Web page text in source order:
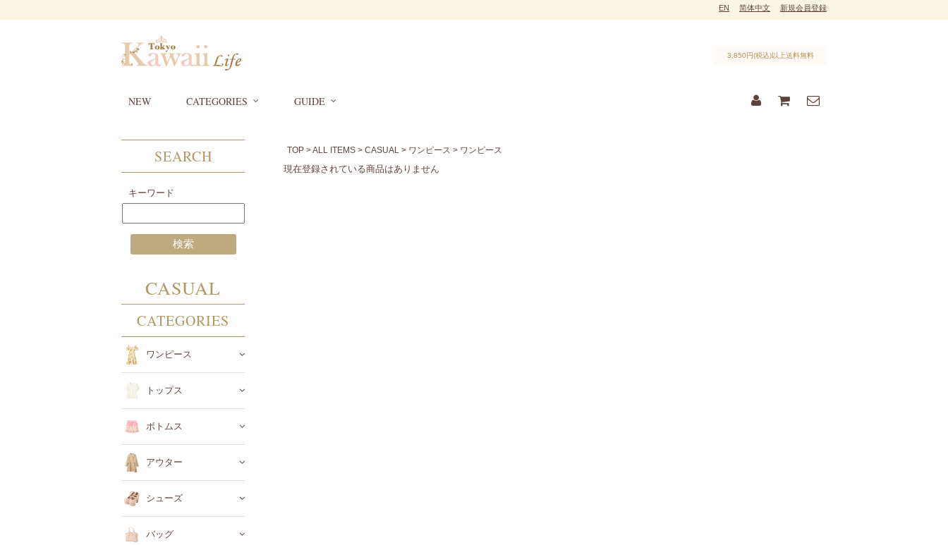
EN 简体中文 新規会員登録
3,850円(税込)以上送料無料
NEW CATEGORIES GUIDE
SEARCH
キーワード
CASUAL
CATEGORIES
ワンピース
トップス
ボトムス
アウター
シューズ
バッグ
TOP >ALL ITEMS > CASUAL > ワンピース > ワンピース
現在登録されている商品はありません